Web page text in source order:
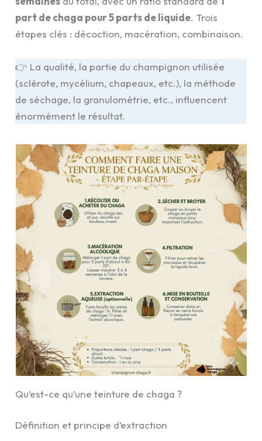
part de chaga pour 5 parts de liquide. Trois
étapes clés : décoction, macération, combinaison.
👉 La qualité, la partie du champignon utilisée
(sclérote, mycélium, chapeaux, etc.), la méthode
de séchage, la granulométrie, etc., influencent
énormément le résultat.
Qu’est-ce qu’une teinture de chaga ?
Définition et principe d’extraction